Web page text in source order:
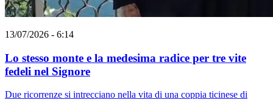
13/07/2026 - 6:14
Lo stesso monte e la medesima radice per tre vite
fedeli nel Signore
Due ricorrenze si intrecciano nella vita di una coppia ticinese di